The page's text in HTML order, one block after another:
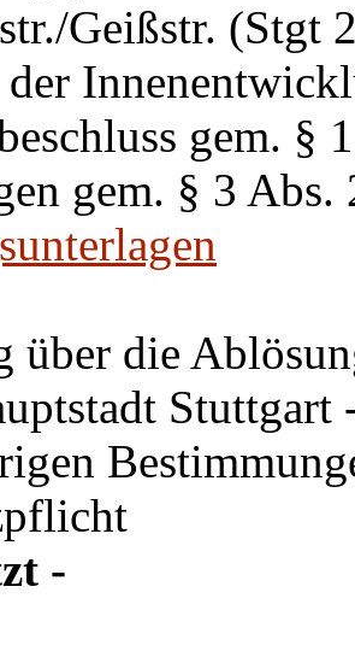
Geißstr. (Stgt
gem.
gem. § 3 Abs.
über die
-